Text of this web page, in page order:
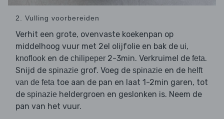
2. Vulling voorbereiden
Verhit een grote, ovenvaste koekenpan op
middelhoog vuur met 2el olijfolie en bak de ui,
knoflook en de chilipeper 2-3min. Verkruimel de feta.
Snijd de spinazie grof. Voeg de spinazie en de helft
van de feta toe aan de pan en laat 1-2min garen, tot
de spinazie heldergroen en geslonken is. Neem de
pan van het vuur.